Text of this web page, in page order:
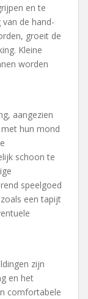
en te
de hand-
groeit de
Kleine
worden
aangezien
hun mond
schoon te
speelgoed
een tapijt
zijn
en het
comfortabele